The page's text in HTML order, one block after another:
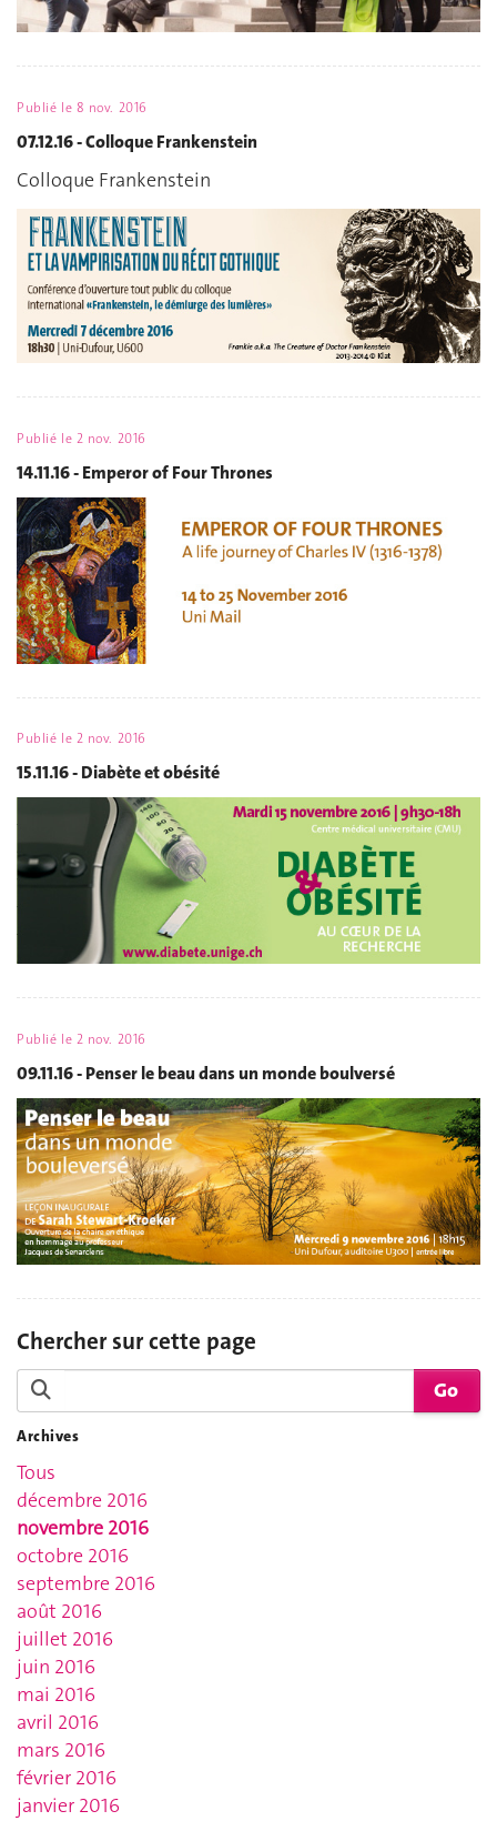
Publié le 8 nov. 2016
07.12.16 - Colloque Frankenstein
Colloque Frankenstein
Publié le 2 nov. 2016
14.11.16 - Emperor of Four Thrones
Publié le 2 nov. 2016
15.11.16 - Diabète et obésité
Publié le 2 nov. 2016
09.11.16 - Penser le beau dans un monde boulversé
Chercher sur cette page
Archives
Tous
décembre 2016
novembre 2016
octobre 2016
septembre 2016
août 2016
juillet 2016
juin 2016
mai 2016
avril 2016
mars 2016
février 2016
janvier 2016